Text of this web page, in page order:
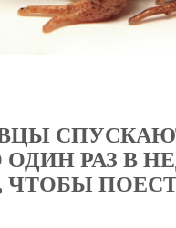
ОДИН РАЗ В